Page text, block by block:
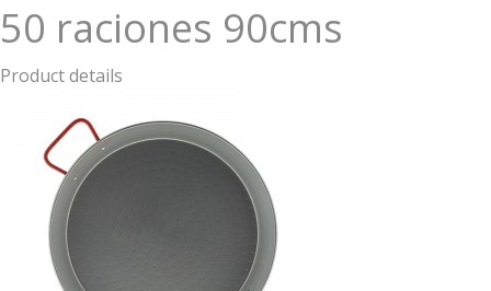
50 raciones 90cms
Product details